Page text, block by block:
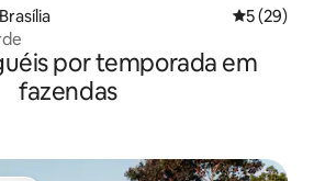
5 de uma
5 (29)
por temporada em
fazendas